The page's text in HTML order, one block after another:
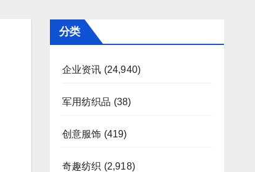
分类
企业资讯 (24,940)
军用纺织品 (38)
创意服饰 (419)
奇趣纺织 (2,918)